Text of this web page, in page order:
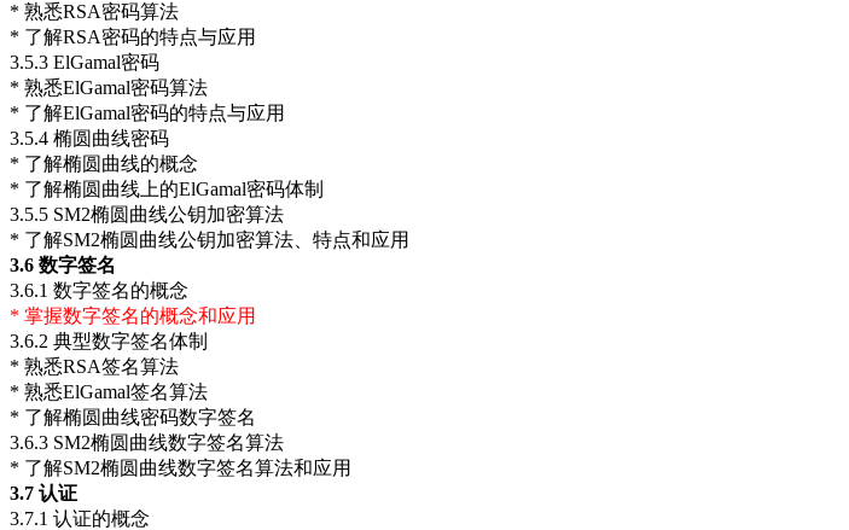
* 熟悉RSA密码算法
* 了解RSA密码的特点与应用
3.5.3 ElGamal密码
* 熟悉ElGamal密码算法
* 了解ElGamal密码的特点与应用
3.5.4 椭圆曲线密码
* 了解椭圆曲线的概念
* 了解椭圆曲线上的ElGamal密码体制
3.5.5 SM2椭圆曲线公钥加密算法
* 了解SM2椭圆曲线公钥加密算法、特点和应用
3.6 数字签名
3.6.1 数字签名的概念
* 掌握数字签名的概念和应用
3.6.2 典型数字签名体制
* 熟悉RSA签名算法
* 熟悉ElGamal签名算法
* 了解椭圆曲线密码数字签名
3.6.3 SM2椭圆曲线数字签名算法
* 了解SM2椭圆曲线数字签名算法和应用
3.7 认证
3.7.1 认证的概念